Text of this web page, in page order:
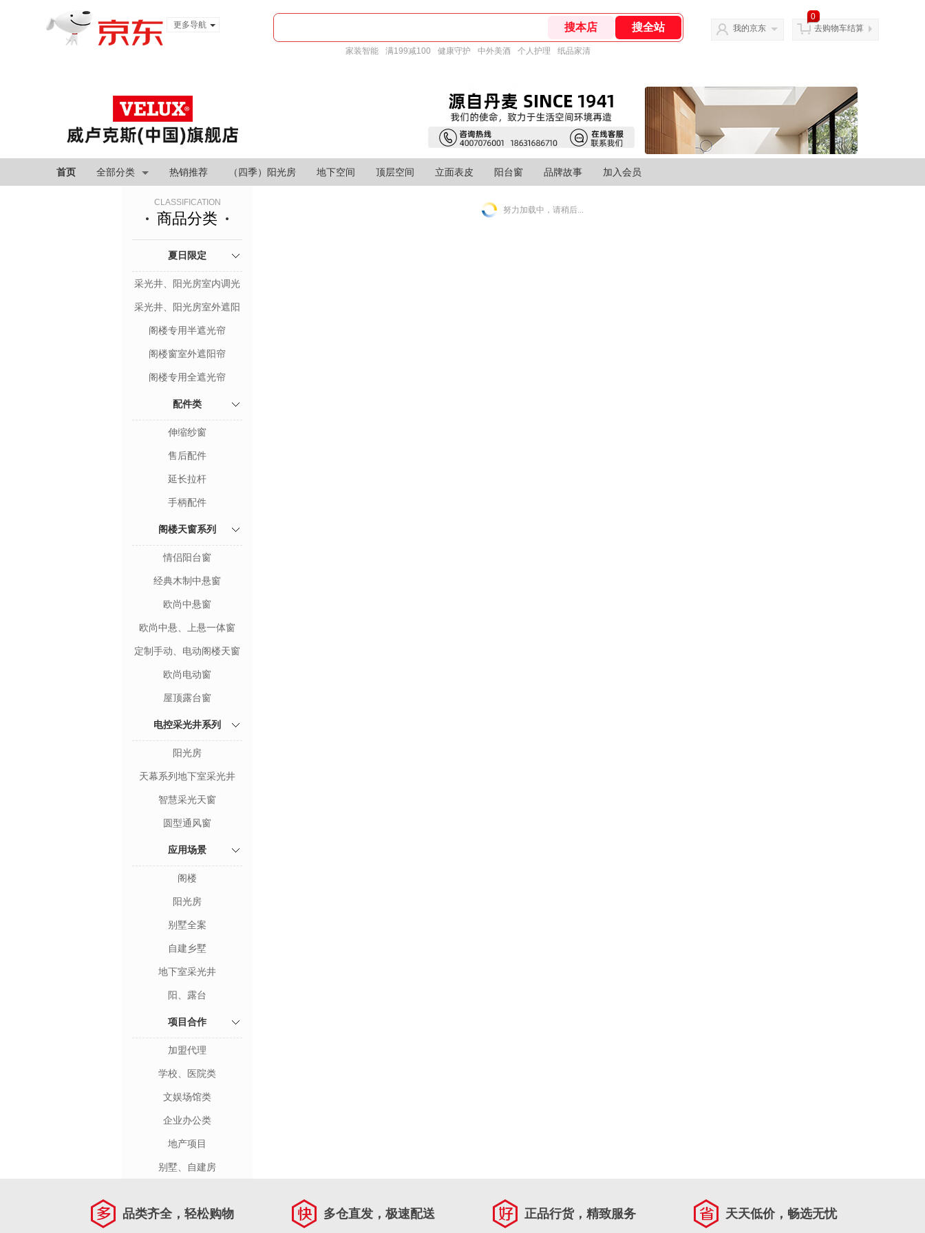
更多导航
家装智能 满199减100 健康守护 中外美酒 个人护理 纸品家清
我的京东
0
去购物车结算
首页 全部分类 热销推荐 （四季）阳光房 地下空间 顶层空间 立面表皮 阳台窗 品牌故事 加入会员
CLASSIFICATION
商品分类
夏日限定
采光井、阳光房室内调光
帘
采光井、阳光房室外遮阳
帘
阁楼专用半遮光帘
阁楼窗室外遮阳帘
阁楼专用全遮光帘
配件类
伸缩纱窗
售后配件
延长拉杆
手柄配件
阁楼天窗系列
情侣阳台窗
经典木制中悬窗
欧尚中悬窗
欧尚中悬、上悬一体窗
定制手动、电动阁楼天窗
欧尚电动窗
屋顶露台窗
电控采光井系列
阳光房
天幕系列地下室采光井
智慧采光天窗
圆型通风窗
应用场景
阁楼
阳光房
别墅全案
自建乡墅
地下室采光井
阳、露台
项目合作
加盟代理
学校、医院类
文娱场馆类
企业办公类
地产项目
别墅、自建房
努力加载中，请稍后...
品类齐全，轻松购物 多仓直发，极速配送 正品行货，精致服务 天天低价，畅选无忧